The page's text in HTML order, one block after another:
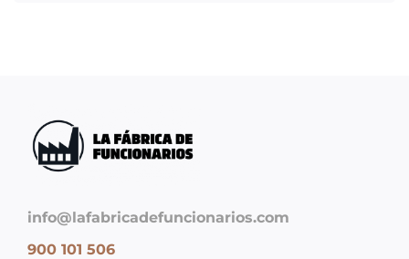
info@lafabricadefuncionarios.com
900 101 506